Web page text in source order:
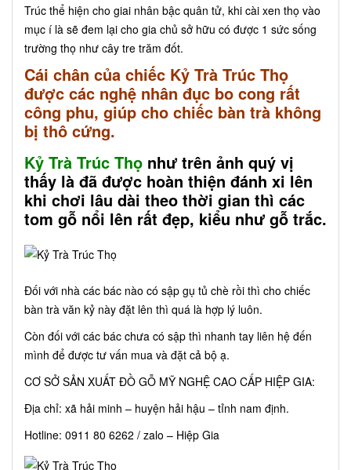
Trúc thể hiện cho giai nhân bậc quân tử, khi cài xen thọ vào
mục í là sẽ đem lại cho gia chủ sở hữu có được 1 sức sống
trường thọ như cây tre trăm đốt.
Cái chân của chiếc Kỷ Trà Trúc Thọ
được các nghệ nhân đục bo cong rất
công phu, giúp cho chiếc bàn trà không
bị thô cứng.
Kỷ Trà Trúc Thọ như trên ảnh quý vị
thấy là đã được hoàn thiện đánh xi lên
khi chơi lâu dài theo thời gian thì các
tom gỗ nổi lên rất đẹp, kiểu như gỗ trắc.
Đối với nhà các bác nào có sập gụ tủ chè rồi thì cho chiếc
bàn trà văn kỷ này đặt lên thì quá là hợp lý luôn.
Còn đối với các bác chưa có sập thì nhanh tay liên hệ đến
mình để được tư vấn mua và đặt cả bộ ạ.
CƠ SỞ SẢN XUẤT ĐỒ GỖ MỸ NGHỆ CAO CẤP HIỆP GIA:
Địa chỉ: xã hải minh – huyện hải hậu – tỉnh nam định.
Hotline: 0911 80 6262 / zalo – Hiệp Gia